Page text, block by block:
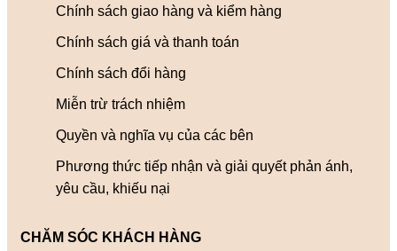
Chính sách giao hàng và kiểm hàng
Chính sách giá và thanh toán
Chính sách đổi hàng
Miễn trừ trách nhiệm
Quyền và nghĩa vụ của các bên
Phương thức tiếp nhận và giải quyết phản ánh,
yêu cầu, khiếu nại
CHĂM SÓC KHÁCH HÀNG